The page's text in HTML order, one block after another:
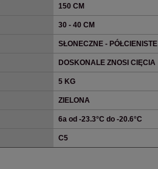
150 CM
30 - 40 CM
SŁONECZNE - PÓŁCIENISTE
DOSKONALE ZNOSI CIĘCIA
5 KG
ZIELONA
6a od -23.3°C do -20.6°C
C5